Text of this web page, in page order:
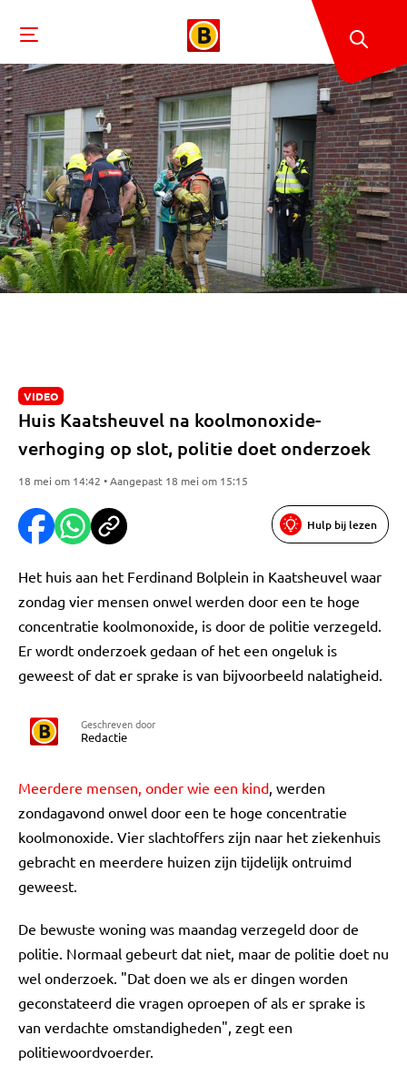
VIDEO
Huis Kaatsheuvel na koolmonoxide-
verhoging op slot, politie doet onderzoek
18 mei om 14:42 • Aangepast 18 mei om 15:15
Hulp bij lezen
Het huis aan het Ferdinand Bolplein in Kaatsheuvel waar
zondag vier mensen onwel werden door een te hoge
concentratie koolmonoxide, is door de politie verzegeld.
Er wordt onderzoek gedaan of het een ongeluk is
geweest of dat er sprake is van bijvoorbeeld nalatigheid.
Geschreven door
Redactie
Meerdere mensen, onder wie een kind, werden
zondagavond onwel door een te hoge concentratie
koolmonoxide. Vier slachtoffers zijn naar het ziekenhuis
gebracht en meerdere huizen zijn tijdelijk ontruimd
geweest.
De bewuste woning was maandag verzegeld door de
politie. Normaal gebeurt dat niet, maar de politie doet nu
wel onderzoek. "Dat doen we als er dingen worden
geconstateerd die vragen oproepen of als er sprake is
van verdachte omstandigheden", zegt een
politiewoordvoerder.